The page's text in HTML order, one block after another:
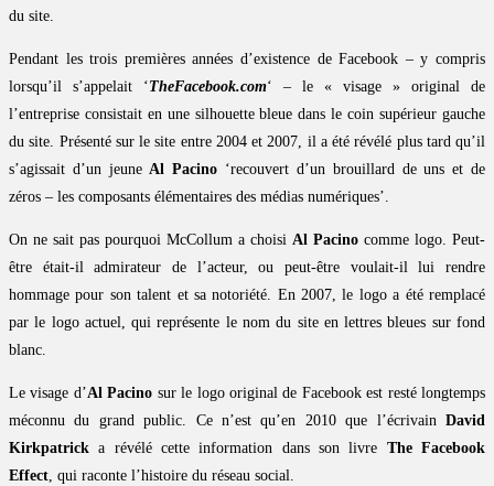
du site.
Pendant les trois premières années d’existence de Facebook – y compris
lorsqu’il s’appelait ‘TheFacebook.com‘ – le « visage » original de
l’entreprise consistait en une silhouette bleue dans le coin supérieur gauche
du site. Présenté sur le site entre 2004 et 2007, il a été révélé plus tard qu’il
s’agissait d’un jeuneAl Pacino ‘recouvert d’un brouillard de uns et de
zéros – les composants élémentaires des médias numériques’.
On ne sait pas pourquoi McCollum a choisi Al Pacino comme logo. Peut-
être était-il admirateur de l’acteur, ou peut-être voulait-il lui rendre
hommage pour son talent et sa notoriété. En 2007, le logo a été remplacé
par le logo actuel, qui représente le nom du site en lettres bleues sur fond
blanc.
Le visage d’Al Pacino sur le logo original de Facebook est resté longtemps
méconnu du grand public. Ce n’est qu’en 2010 que l’écrivain David
Kirkpatrick a révélé cette information dans son livre The Facebook
Effect, qui raconte l’histoire du réseau social.